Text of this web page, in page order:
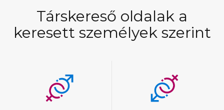
Társkereső oldalak a
keresett személyek szerint